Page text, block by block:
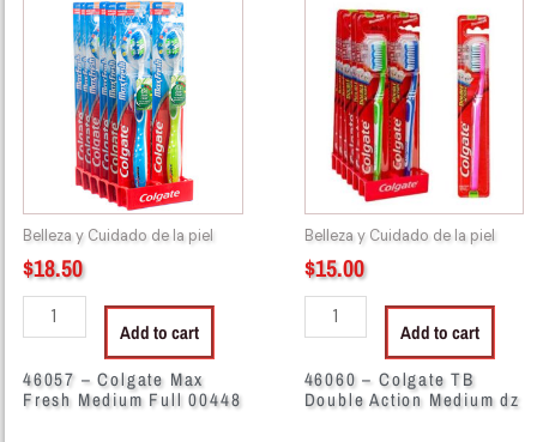
Belleza y Cuidado de la piel
$18.50
Colgate
Medium
00448
quantity
Add to cart
46057 – Colgate Max
Fresh Medium Full 00448
Belleza y Cuidado de la piel
$15.00
Colgate
Double
Action
Medium
quantity
Add to cart
46060 – Colgate TB
Double Action Medium dz